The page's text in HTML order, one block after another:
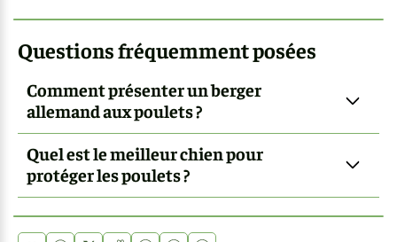
Questions fréquemment posées
Comment présenter un berger
allemand aux poulets ?
Quel est le meilleur chien pour
protéger les poulets ?